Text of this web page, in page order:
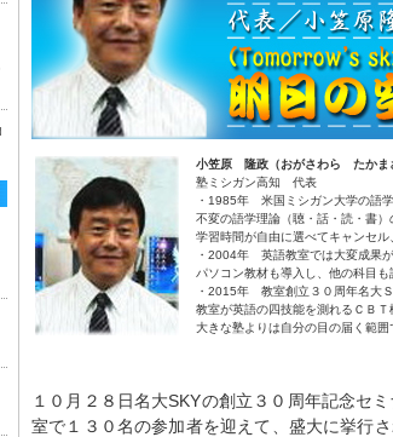
小笠原 隆政（おがさわら たかま
塾ミシガン高知 代表
・1985年 米国ミシガン大学の語
不変の語学理論（聴・話・読・書
学習時間が自由に選べてキャンセ
・2004年 英語教室では大変成果
パソコン教材も導入し、他の科目
・2015年 教室創立３０周年名大
教室が英語の四技能を測れるＣＢ
大きな塾よりは自分の目の届く範
１０月２８日名大SKYの創立３０周年記念セ
室で１３０名の参加者を迎えて、盛大に挙行